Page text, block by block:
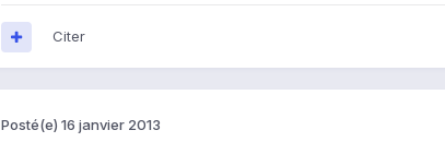
Citer
Posté(e) 16 janvier 2013